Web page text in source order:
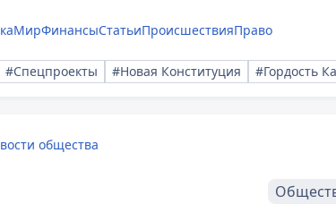
МирФинансыСтатьиПроисшествияПраво
#Спецпроекты #Новая Конституция #Гордость
общества